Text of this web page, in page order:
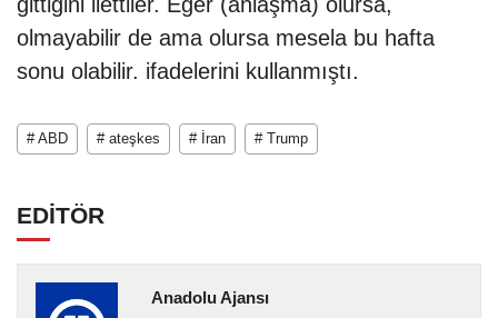
olmayabilir de ama olursa mesela bu hafta
sonu olabilir. ifadelerini kullanmıştı.
# ABD # ateşkes # İran # Trump
EDİTÖR
Anadolu Ajansı